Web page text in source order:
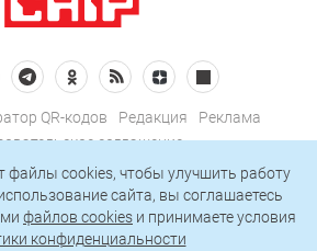
QR-кодов Редакция
Реклама
соглашение
конфиденциальности
на рассылку
файлы cookies, чтобы улучшить работу
сайта, вы соглашаетесь
файлов cookies и принимаете условия
конфиденциальности